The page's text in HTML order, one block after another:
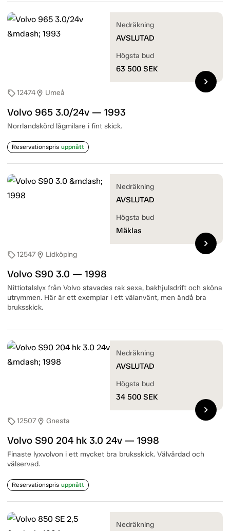
sell12474location_on Umeå
Volvo 965 3.0/24v — 1993
Norrlandskörd lågmilare i fint skick.
Reservationspris uppnått
Nedräkning
AVSLUTAD
Högsta bud
63 500 SEK
chevron_right
sell12547location_on Lidköping
Volvo S90 3.0 — 1998
Nittiotalslyx från Volvo stavades rak sexa, bakhjulsdrift och sköna
utrymmen. Här är ett exemplar i ett välanvänt, men ändå bra
bruksskick.
Nedräkning
AVSLUTAD
Högsta bud
Mäklas
chevron_right
sell12507location_on Gnesta
Volvo S90 204 hk 3.0 24v — 1998
Finaste lyxvolvon i ett mycket bra bruksskick. Välvårdad och
välservad.
Reservationspris uppnått
Nedräkning
AVSLUTAD
Högsta bud
34 500 SEK
chevron_right
Nedräkning